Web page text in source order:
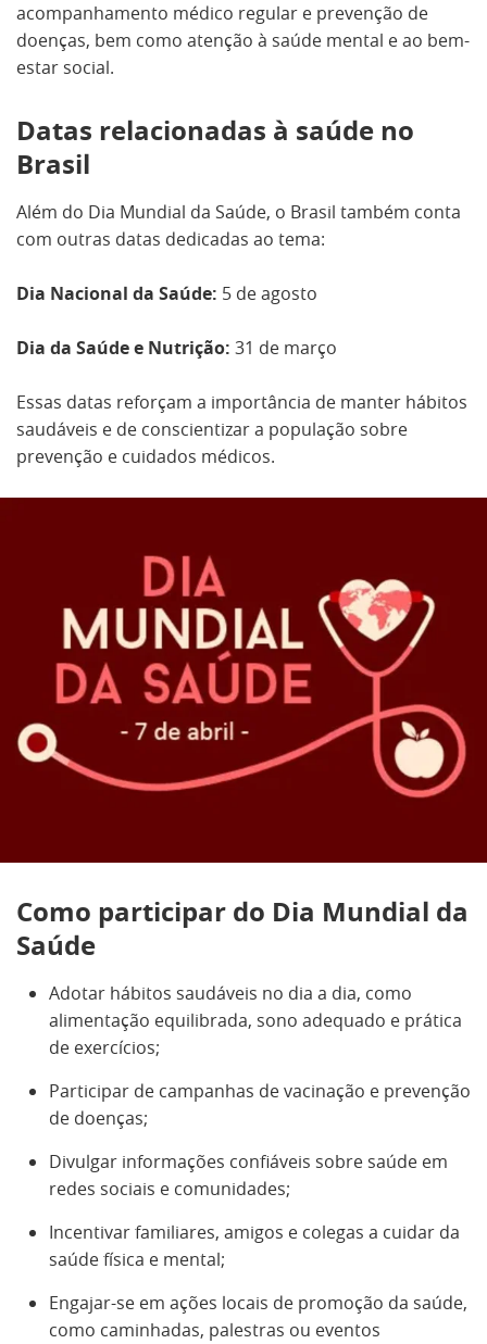
acompanhamento médico regular e prevenção de
doenças, bem como atenção à saúde mental e ao bem-
estar social.
Datas relacionadas à saúde no
Brasil
Além do Dia Mundial da Saúde, o Brasil também conta
com outras datas dedicadas ao tema:
Dia Nacional da Saúde: 5 de agosto
Dia da Saúde e Nutrição: 31 de março
Essas datas reforçam a importância de manter hábitos
saudáveis e de conscientizar a população sobre
prevenção e cuidados médicos.
Como participar do Dia Mundial da
Saúde
Adotar hábitos saudáveis no dia a dia, como
alimentação equilibrada, sono adequado e prática
de exercícios;
Participar de campanhas de vacinação e prevenção
de doenças;
Divulgar informações confiáveis sobre saúde em
redes sociais e comunidades;
Incentivar familiares, amigos e colegas a cuidar da
saúde física e mental;
Engajar-se em ações locais de promoção da saúde,
como caminhadas, palestras ou eventos